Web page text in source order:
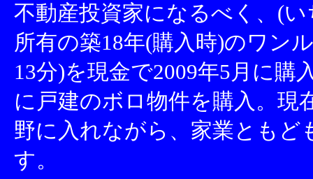
不動産投資家になるべく、(
所有の築18年(購入時)のワン
13分)を現金で2009年5月に購
に戸建のボロ物件を購入。現
野に入れながら、家業とも
す。